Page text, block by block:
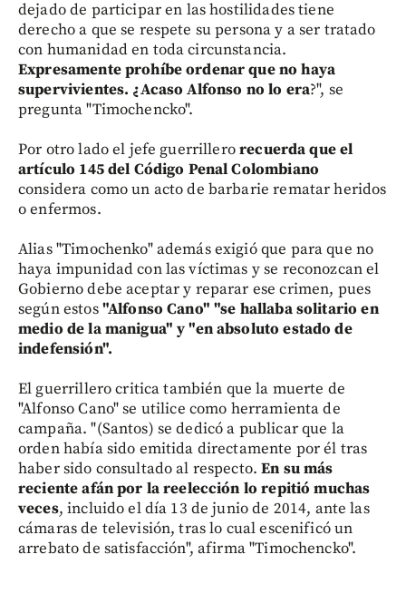
dejado de participar en las hostilidades tiene
derecho a que se respete su persona y a ser tratado
con humanidad en toda circunstancia.
Expresamente prohíbe ordenar que no haya
supervivientes. ¿Acaso Alfonso no lo era?", se
pregunta "Timochencko".
Por otro lado el jefe guerrillerorecuerda que el
artículo 145 del Código Penal Colombiano
considera como un acto de barbarie rematar heridos
o enfermos.
Alias "Timochenko" además exigió que para que no
haya impunidad con las víctimas y se reconozcan el
Gobierno debe aceptar y reparar ese crimen, pues
según estos"Alfonso Cano" "se hallaba solitario en
medio de la manigua" y "en absoluto estado de
indefensión".
El guerrillero critica también que la muerte de
"Alfonso Cano" se utilice como herramienta de
campaña. "(Santos) se dedicó a publicar que la
orden había sido emitida directamente por él tras
haber sido consultado al respecto.En su más
reciente afán por la reelección lo repitió muchas
veces, incluido el día 13 de junio de 2014, ante las
cámaras de televisión, tras lo cual escenificó un
arrebato de satisfacción", afirma "Timochencko".